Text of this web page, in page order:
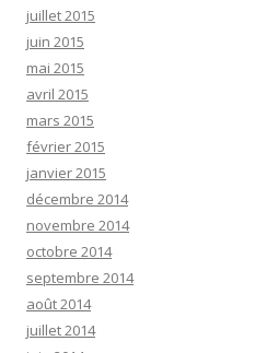
juillet 2015
juin 2015
mai 2015
avril 2015
mars 2015
février 2015
janvier 2015
décembre 2014
novembre 2014
octobre 2014
septembre 2014
août 2014
juillet 2014